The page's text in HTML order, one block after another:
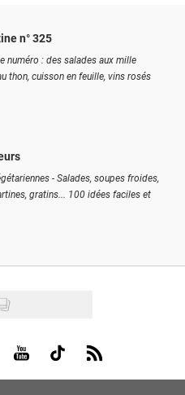
n° 325
numéro : des salades aux mille
thon, cuisson en feuille, vins rosés
- Salades, soupes froides,
gratins... 100 idées faciles et
on Pinterest
Visit us on Youtube
Visit us on Tiktok
Visit us on Rss